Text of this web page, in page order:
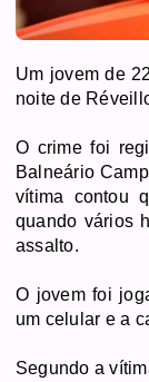
Um jovem de
noite de
O crime foi
Balneário
vítima contou
quando vários
assalto.
O jovem foi
um celular e a
Segundo a